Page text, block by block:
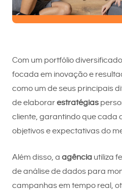
Com um portfólio
focada em inovação e
como um de seus principais
de elaborarestratégias
cliente, garantindo que cada
objetivos e expectativas do
Além disso, a agência utiliza
de análise de dados para
campanhas em tempo real,